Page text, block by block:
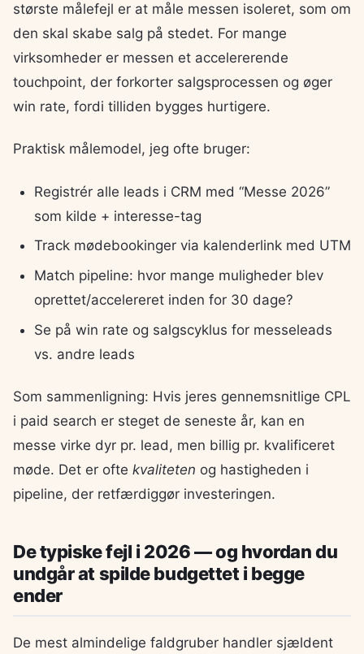
største målefejl er at måle messen isoleret, som om
den skal skabe salg på stedet. For mange
virksomheder er messen et accelererende
touchpoint, der forkorter salgsprocessen og øger
win rate, fordi tilliden bygges hurtigere.
Praktisk målemodel, jeg ofte bruger:
Registrér alle leads i CRM med “Messe 2026”
som kilde + interesse-tag
Track mødebookinger via kalenderlink med UTM
Match pipeline: hvor mange muligheder blev
oprettet/accelereret inden for 30 dage?
Se på win rate og salgscyklus for messeleads
vs. andre leads
Som sammenligning: Hvis jeres gennemsnitlige CPL
i paid search er steget de seneste år, kan en
messe virke dyr pr. lead, men billig pr. kvalificeret
møde. Det er ofte kvaliteten og hastigheden i
pipeline, der retfærdiggør investeringen.
De typiske fejl i 2026 — og hvordan du
undgår at spilde budgettet i begge
ender
De mest almindelige faldgruber handler sjældent